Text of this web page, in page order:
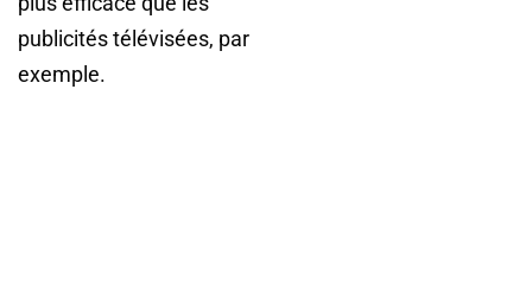
publicités télévisées, par
exemple.